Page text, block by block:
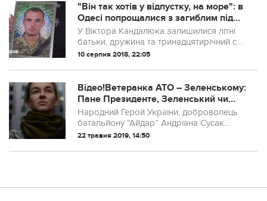
"Він так хотів у відпустку, на море": в
Одесі попрощалися з загиблим під
Марїнкою солдатом
У Віктора Кандалюка залишилися літні
батьки, дружина та тринадцятирічний син
Арсен
10 серпня 2018, 22:05
Відео!Ветеранка АТО – Зеленському:
Пане Президенте, Зеленський чи
Богдан.. Йдіть у ср@ку зі своїм
референдумом!
Народний Герой України, доброволець
батальйону “Айдар” Андріана Сусак
записала відеозвернення до нового
Зеленського.
22 травня 2019, 14:50